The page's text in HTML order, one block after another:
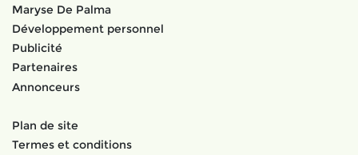
Maryse De Palma
Développement personnel
Publicité
Partenaires
Annonceurs
Plan de site
Termes et conditions